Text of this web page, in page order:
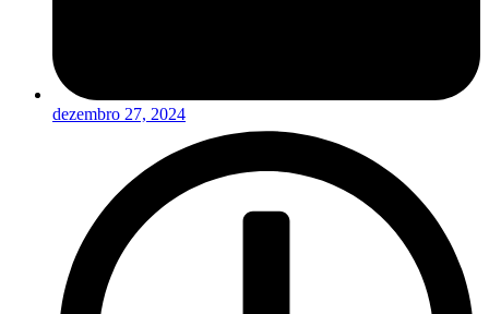
dezembro 27, 2024